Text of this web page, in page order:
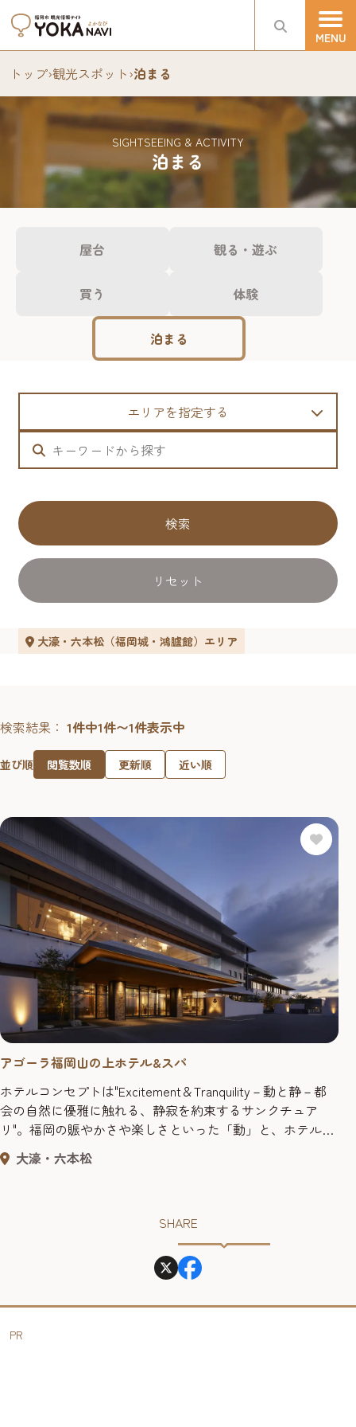
トップ›観光スポット›泊まる
泊まる
SIGHTSEEING & ACTIVITY
屋台 観る・遊ぶ
買う 体験
泊まる
エリアを指定する
検索
リセット
大濠・六本松（福岡城・鴻臚館）エリア
検索結果： 1件中1件〜1件表示中
並び順 閲覧数順 更新順 近い順
アゴーラ福岡山の上ホテル&スパ
ホテルコンセプトは"Excitement＆Tranquility－動と静－都
会の自然に優雅に触れる、静寂を約束するサンクチュア
リ"。福岡の賑やかさや楽しさといった「動」と、ホテルが
演出するホスピタリティー「静」の世界の双方を体験でき
る、アーバンリゾートホテルです。天神や博多から車で10
大濠・六本松
SHARE
PR